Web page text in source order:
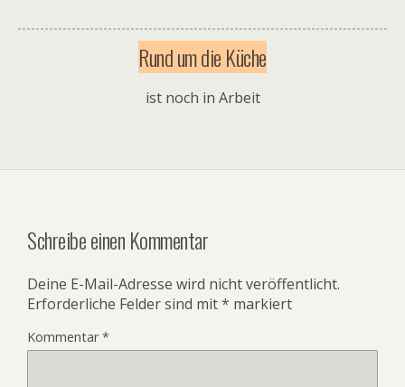
Rund um die Küche
ist noch in Arbeit
Schreibe einen Kommentar
Deine E-Mail-Adresse wird nicht veröffentlicht.
Erforderliche Felder sind mit* markiert
Kommentar*